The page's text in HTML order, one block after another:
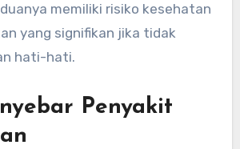
memiliki risiko kesehatan
yang signifikan jika tidak
hati-hati.
Penyakit